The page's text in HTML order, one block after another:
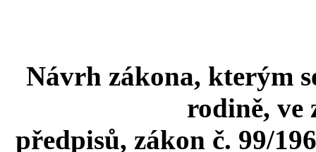
Návrh zákona, kterým
rodině, ve
předpisů, zákon č. 99/